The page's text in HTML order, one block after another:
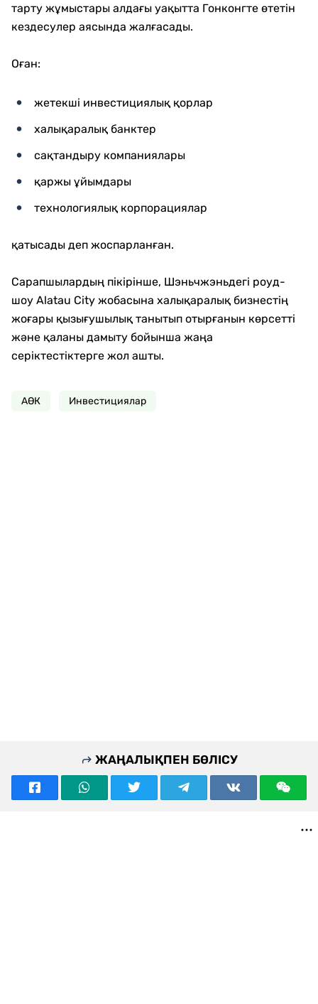
тарту жұмыстары алдағы уақытта Гонконгте өтетін
кездесулер аясында жалғасады.
Оған:
жетекші инвестициялық қорлар
халықаралық банктер
сақтандыру компаниялары
қаржы ұйымдары
технологиялық корпорациялар
қатысады деп жоспарланған.
Сарапшылардың пікірінше, Шэньчжэньдегі роуд-
шоу Alatau City жобасына халықаралық бизнестің
жоғары қызығушылық танытып отырғанын көрсетті
және қаланы дамыту бойынша жаңа
серіктестіктерге жол ашты.
АӨК Инвестициялар
ЖАҢАЛЫҚПЕН БӨЛІСУ